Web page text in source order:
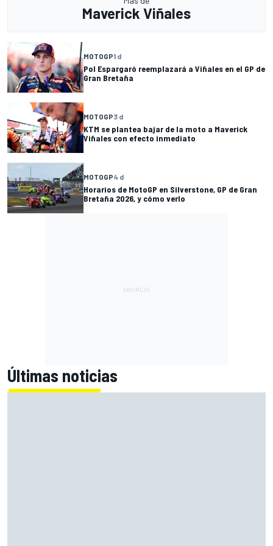
Maverick Viñales
MOTOGP1 d
Pol Espargaró reemplazará a Viñales en el GP de
Gran Bretaña
MOTOGP3 d
KTM se plantea bajar de la moto a Maverick
Viñales con efecto inmediato
MOTOGP4 d
Horarios de MotoGP en Silverstone, GP de Gran
Bretaña 2026, y cómo verlo
Últimas noticias